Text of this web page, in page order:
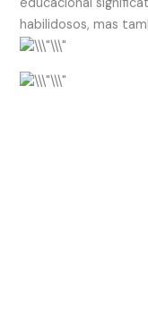
educacional
habilidosos, mas